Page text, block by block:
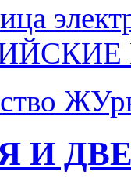
И ДВЕ